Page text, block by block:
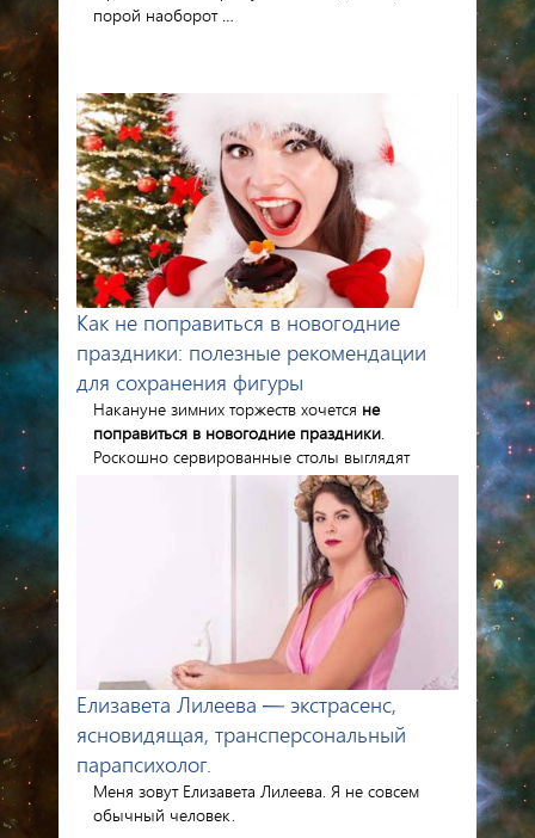
порой наоборот …
Как не поправиться в новогодние
праздники: полезные рекомендации
для сохранения фигуры
Накануне зимних торжеств хочется не
поправиться в новогодние праздники.
Роскошно сервированные столы выглядят
привлекательно. Отказываться от …
Елизавета Лилеева — экстрасенс,
ясновидящая, трансперсональный
парапсихолог.
Меня зовут Елизавета Лилеева. Я не совсем
обычный человек.